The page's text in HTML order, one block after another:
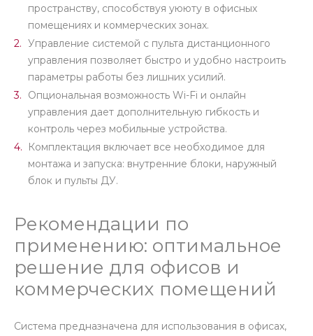
пространству, способствуя уююту в офисных
помещениях и коммерческих зонах.
Управление системой с пульта дистанционного
управления позволяет быстро и удобно настроить
параметры работы без лишних усилий.
Опциональная возможность Wi-Fi и онлайн
управления дает дополнительную гибкость и
контроль через мобильные устройства.
Комплектация включает все необходимое для
монтажа и запуска: внутренние блоки, наружный
блок и пульты ДУ.
Рекомендации по
применению: оптимальное
решение для офисов и
коммерческих помещений
Система предназначена для использования в офисах,